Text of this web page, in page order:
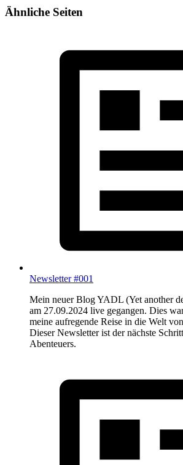
Ähnliche Seiten
Newsletter #001
Mein neuer Blog YADL (Yet another
am 27.09.2024 live gegangen. Dies
meine aufregende Reise in die Welt
Dieser Newsletter ist der nächste
Abenteuers.